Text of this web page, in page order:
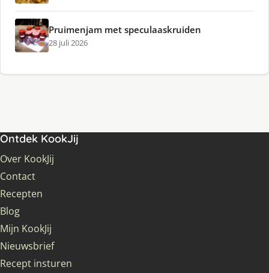
Pruimenjam met speculaaskruiden
28 juli 2026
Ontdek KookJij
Over KookJij
Contact
Recepten
Blog
Mijn KookJij
Nieuwsbrief
Recept insturen